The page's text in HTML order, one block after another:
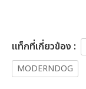
เเท็กที่เกี่ยวข้อง :
MODERNDOG